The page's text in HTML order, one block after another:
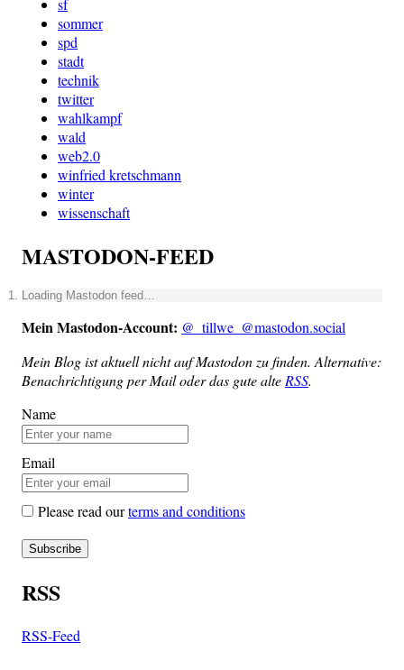
sommer
spd
stadt
technik
twitter
wahlkampf
wald
web2.0
winfried kretschmann
winter
wissenschaft
MASTODON-FEED
Loa­ding Mast­o­don feed…
Mein Mast­o­don-Account: @_tillwe_@mastodon.social
Mein Blog ist aktu­ell nicht auf Mast­o­don zu fin­den. Alter­na­ti­ve:
Benach­rich­ti­gung per Mail oder das gute alteRSS.
Name
Email
Please read ourterms and conditions
RSS
RSS-Feed